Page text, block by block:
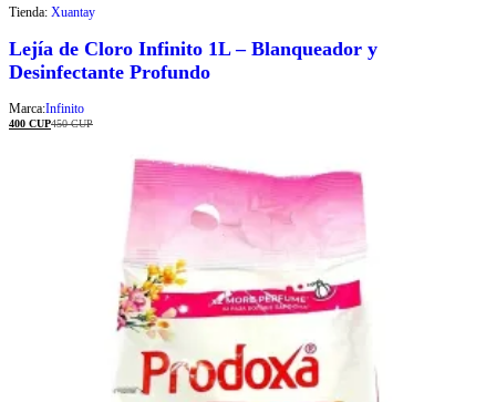
Tienda: Xuantay
Lejía de Cloro Infinito 1L – Blanqueador y
Desinfectante Profundo
Marca:Infinito
400 CUP450CUP